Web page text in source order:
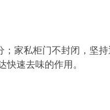
家私柜门不封闭，坚
速去味的作用。